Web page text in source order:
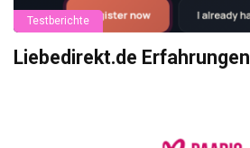
Testberichte
Liebedirekt.de Erfahrungen